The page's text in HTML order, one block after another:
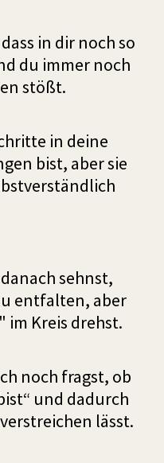
in dir noch so
du immer noch
stößt.
in deine
bist, aber sie
sehnst,
entfalten, aber
im Kreis drehst.
noch fragst, ob
und dadurch
lässt.